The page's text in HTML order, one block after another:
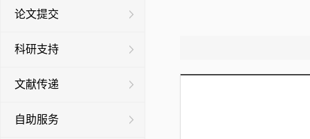
论文提交
科研支持
文献传递
自助服务